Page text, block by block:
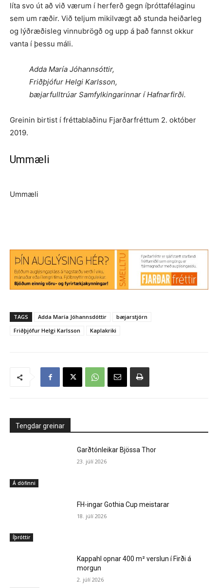
líta svo út að við værum í herferð gegn íþrótta­félaginu
sem um ræðir. Við teljum mikilvægt að stunda heiðarleg
og lýð­ræðisleg vinnubrögð og upp á það fannst okkur
vanta í þessu máli.
Adda María Jóhannsóttir,
Friðþjófur Helgi Karlsson,
bæjarfulltrúar Samfylkingarinnar í Hafnarfirði.
Greinin birtist í fréttablaðinu Fjarðarfréttum 2. október
2019.
Ummæli
Ummæli
TAGS Adda María Jóhannsdóttir
bæjarstjórn
Friðþjófur Helgi Karlsson
Kaplakriki
Tengdar greinar
Á döfinni
Garðtónleikar Bjössa Thor
23. júlí 2026
Íþróttir
FH-ingar Gothia Cup meistarar
18. júlí 2026
Kappahl opnar 400 m² verslun í Firði á
morgun
2. júlí 2026